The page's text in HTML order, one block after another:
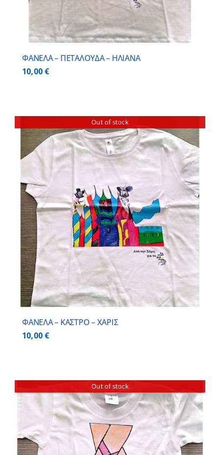
ΦΑΝΕΛΑ – ΠΕΤΑΛΟΥΔΑ – ΗΛΙΑΝΑ
10,00€
Out of stock
ΦΑΝΕΛΑ – ΚΑΣΤΡΟ – ΧΑΡΙΣ
10,00€
Out of stock